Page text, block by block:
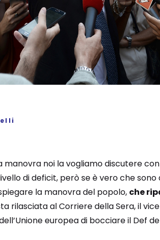
manovra noi la vogliamo discutere
di deficit, però se è vero che
la manovra del popolo, che
rilasciata al Corriere della Sera, il
europea di bocciare il Def